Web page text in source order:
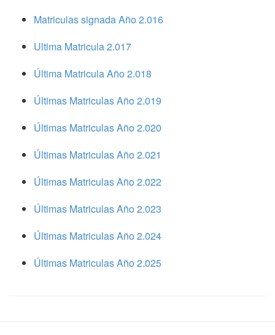
Matriculas signada Año 2.016
Ultima Matricula 2.017
Última Matricula Año 2.018
Últimas Matriculas Año 2.019
Últimas Matriculas Año 2.020
Últimas Matriculas Año 2.021
Últimas Matriculas Año 2.022
Últimas Matriculas Año 2.023
Últimas Matriculas Año 2.024
Últimas Matriculas Año 2.025